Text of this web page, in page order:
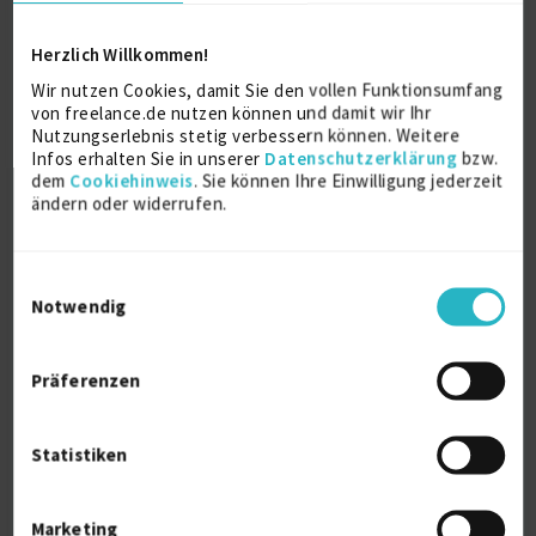
Herzlich Willkommen!
Wir nutzen Cookies, damit Sie den vollen Funktionsumfang
von freelance.de nutzen können und damit wir Ihr
Nutzungserlebnis stetig verbessern können. Weitere
Infos erhalten Sie in unserer Datenschutzerklärung bzw.
dem Cookiehinweis. Sie können Ihre Einwilligung jederzeit
ändern oder widerrufen.
Notwendig
Präferenzen
Statistiken
Marketing
Ausbildung
Medieninformatik
Diplom Informatiker (FH)
2006
With more than 15 years professional experience in
- Software engineering
Magnolia CMS